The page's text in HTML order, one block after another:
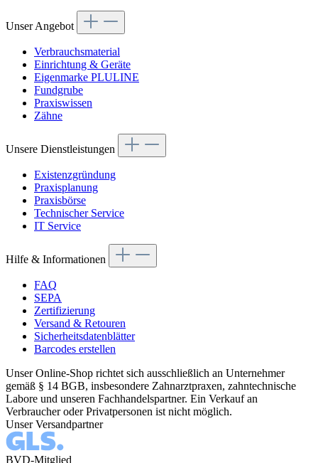
Unser Angebot
Verbrauchsmaterial
Einrichtung & Geräte
Eigenmarke PLULINE
Fundgrube
Praxiswissen
Zähne
Unsere Dienstleistungen
Existenzgründung
Praxisplanung
Praxisbörse
Technischer Service
IT Service
Hilfe & Informationen
FAQ
SEPA
Zertifizierung
Versand & Retouren
Sicherheitsdatenblätter
Barcodes erstellen
Unser Online-Shop richtet sich ausschließlich an Unternehmer
gemäß § 14 BGB, insbesondere Zahnarztpraxen, zahntechnische
Labore und unseren Fachhandelspartner. Ein Verkauf an
Verbraucher oder Privatpersonen ist nicht möglich.
Unser Versandpartner
BVD-Mitglied